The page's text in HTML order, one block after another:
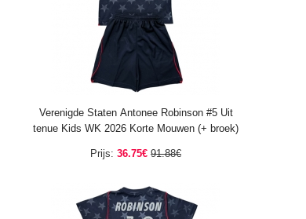
Verenigde Staten Antonee Robinson #5 Uit
tenue Kids WK 2026 Korte Mouwen (+ broek)
Prijs: 36.75€ 91.88€